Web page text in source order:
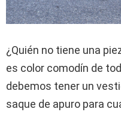
¿Quién no tiene una
es color comodín de
debemos tener un
saque de apuro para